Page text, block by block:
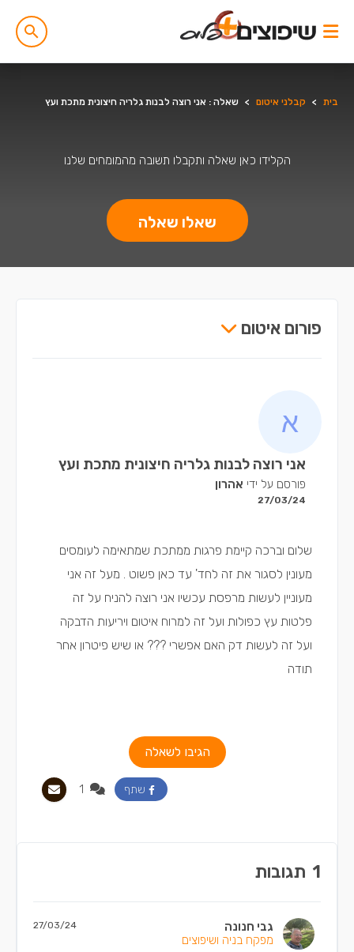
בית > קבלני איטום > שאלה : אני רוצה לבנות גלריה חיצונית מתכת ועץ
הקלידו כאן שאלה ותקבלו תשובה מהמומחים שלנו
שאלו שאלה
פורום איטום
אני רוצה לבנות גלריה חיצונית מתכת ועץ
פורסם על ידי אהרון
27/03/24
שלום וברכה קיימת פרגות ממתכת שמתאימה לעומסים
מעונין לסגור את זה לחד' עד כאן פשוט . מעל זה אני
מעוניין לעשות מרפסת עכשיו אני רוצה להניח על זה
פלטות עץ כפולות ועל זה למרוח איטום ויריעות הדבקה
ועל זה לעשות דק האם אפשרי ??? או שיש פיטרון אחר
תודה
הגיבו לשאלה
שתף
1 תגובות
גבי חנונה
מפקח בניה ושיפוצים
27/03/24